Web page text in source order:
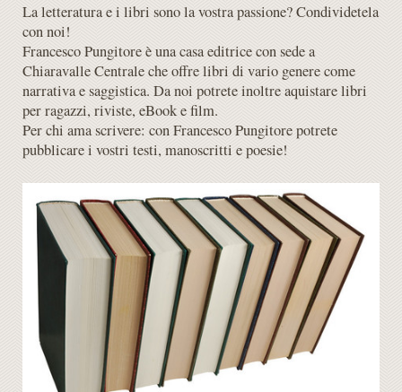
La letteratura e i libri sono la vostra passione? Condividetela
con noi!
Francesco Pungitoreè una casa editrice con sede a
Chiaravalle Centraleche offre libri di vario genere come
narrativa e saggistica. Da noi potrete inoltre aquistare libri
per ragazzi, riviste, eBook e film.
Per chi ama scrivere: conFrancesco Pungitorepotrete
pubblicare i vostri testi, manoscritti e poesie!